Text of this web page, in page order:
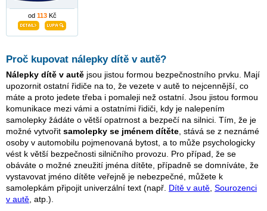
od 113Kč
Proč kupovat nálepky dítě v autě?
Nálepky dítě v autě jsou jistou formou bezpečnostního prvku. Mají
upozornit ostatní řidiče na to, že vezete v autě to nejcennější, co
máte a proto jedete třeba i pomaleji než ostatní. Jsou jistou formou
komunikace mezi vámi a ostatními řidiči, kdy je nalepením
samolepky žádáte o větší opatrnost a bezpečí na silnici. Tím, že je
možné vytvořit samolepky se jménem dítěte , stává se z neznámé
osoby v automobilu pojmenovaná bytost, a to může psychologicky
vést k větší bezpečnosti silničního provozu. Pro případ, že se
obáváte o možné zneužití jména dítěte, případně se domníváte, že
vystavovat jméno dítěte veřejně je nebezpečné, můžete k
samolepkám připojit univerzální text (např. Dítě v autě Sourozenci
v autě , atp.).